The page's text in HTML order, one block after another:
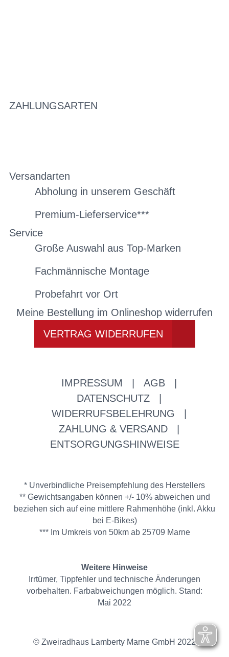
ZAHLUNGSARTEN
Versandarten
Abholung in unserem Geschäft
Premium-Lieferservice***
Service
Große Auswahl aus Top-Marken
Fachmännische Montage
Probefahrt vor Ort
Meine Bestellung im Onlineshop widerrufen
VERTRAG WIDERRUFEN
IMPRESSUM AGB
DATENSCHUTZ
WIDERRUFSBELEHRUNG
ZAHLUNG & VERSAND
ENTSORGUNGSHINWEISE
* Unverbindliche Preisempfehlung des Herstellers
** Gewichtsangaben können +/- 10% abweichen und
beziehen sich auf eine mittlere Rahmenhöhe (inkl. Akku
bei E-Bikes)
*** Im Umkreis von 50km ab 25709 Marne
Weitere Hinweise
Irrtümer, Tippfehler und technische Änderungen
vorbehalten. Farbabweichungen möglich. Stand:
Mai 2022
© Zweiradhaus Lamberty Marne GmbH 2022